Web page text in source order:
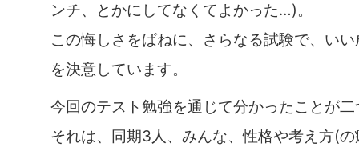
ンチ、とかにしてなくてよかった…)。
この悔しさをばねに、さらなる試験で、い
を決意しています。
今回のテスト勉強を通じて分かったことが
それは、同期3人、みんな、性格や考え方(